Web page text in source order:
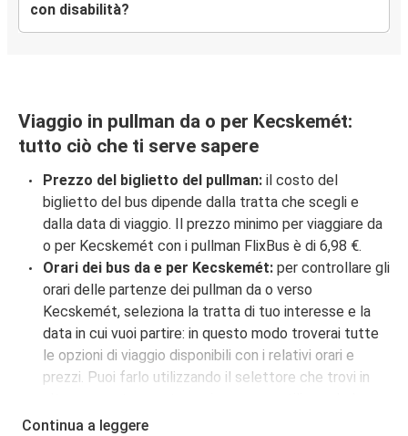
con disabilità?
Viaggio in pullman da o per Kecskemét:
tutto ciò che ti serve sapere
Prezzo del biglietto del pullman: il costo del
biglietto del bus dipende dalla tratta che scegli e
dalla data di viaggio. Il prezzo minimo per viaggiare da
o per Kecskemét con i pullman FlixBus è di 6,98 €.
Orari dei bus da e per Kecskemét: per controllare gli
orari delle partenze dei pullman da o verso
Kecskemét, seleziona la tratta di tuo interesse e la
data in cui vuoi partire: in questo modo troverai tutte
le opzioni di viaggio disponibili con i relativi orari e
prezzi. Puoi farlo utilizzando il selettore che trovi in
nostra mappa interattiva
Continua a leggere